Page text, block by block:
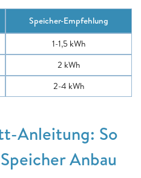
Speicher-Empfehlung
1-1,5 kWh
2 kWh
2-4 kWh
Anleitung: So
Anbau